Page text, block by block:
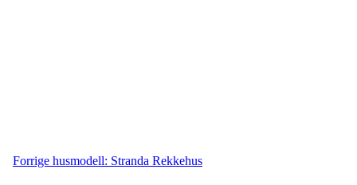
Forrige husmodell: Stranda Rekkehus